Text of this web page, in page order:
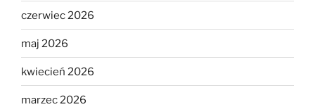
czerwiec 2026
maj 2026
kwiecień 2026
marzec 2026